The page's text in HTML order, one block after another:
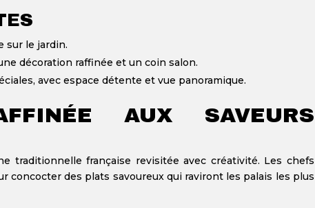
sur le jardin.
décoration raffinée et un coin salon.
avec espace détente et vue panoramique.
AUX SAVEURS
traditionnelle française revisitée avec créativité. Les chefs
concocter des plats savoureux qui raviront les palais les plus